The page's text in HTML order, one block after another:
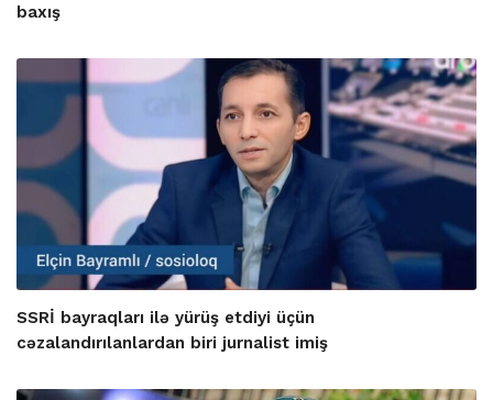
baxış
SSRİ bayraqları ilə yürüş etdiyi üçün
cəzalandırılanlardan biri jurnalist imiş